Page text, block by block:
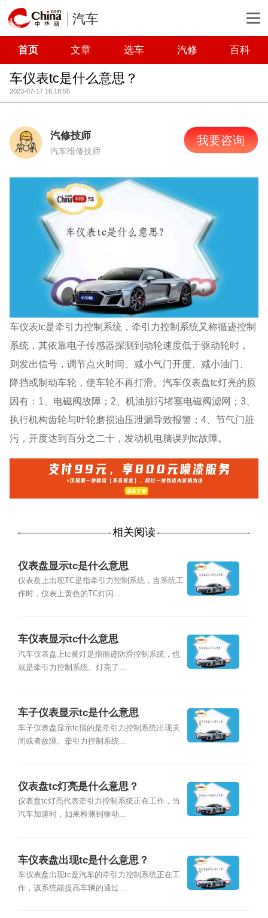
汽车
首页 文章 选车 汽修 百科
车仪表tc是什么意思？
2023-07-17 16:18:55
汽修技师
汽车维修技师
我要咨询
车仪表tc是牵引力控制系统，牵引力控制系统又称循迹控制
系统，其依靠电子传感器探测到动轮速度低于驱动轮时，
则发出信号，调节点火时间、减小气门开度、减小油门、
降挡或制动车轮，使车轮不再打滑。汽车仪表盘tc灯亮的原
因有：1、电磁阀故障；2、机油脏污堵塞电磁阀滤网；3、
执行机构齿轮与叶轮磨损油压泄漏导致报警；4、节气门脏
污，开度达到百分之二十，发动机电脑误判tc故障。
相关阅读
仪表盘显示tc是什么意思
仪表盘上出现TC是指牵引力控制系统，当系统工
作时，仪表上黄色的TC灯闪...
车仪表显示tc什么意思
汽车仪表盘上tc黄灯是指循迹防滑控制系统，也
就是牵引力控制系统。灯亮了...
车子仪表显示tc是什么意思
车子仪表盘显示tc指的是牵引力控制系统出现关
闭或者故障。牵引力控制系统...
仪表盘tc灯亮是什么意思？
仪表盘tc灯亮代表牵引力控制系统正在工作，当
汽车加速时，如果检测到驱动...
车仪表盘出现tc是什么意思？
车仪表盘出现tc是汽车的牵引力控制系统正在工
作，该系统能提高车辆的通过...